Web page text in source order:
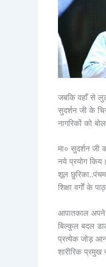
जबकि वहाँ से
सुदर्शन जी के
नागरिकों को
मा० सुदर्शन जी
नये प्रयोग
शूल
शिक्षा वर्गों के
आपातकाल अपने
बिल्कुल बदल
प्रत्येक जोड़
शारीरिक प्रमुख